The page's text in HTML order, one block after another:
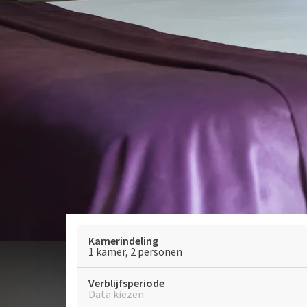
Kamerindeling
1 kamer, 2 personen
Verblijfsperiode
Data kiezen